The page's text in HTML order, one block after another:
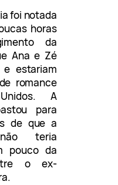
foi notada
horas
da
Ana e Zé
estariam
romance
A
para
de que a
não teria
pouco da
o ex-